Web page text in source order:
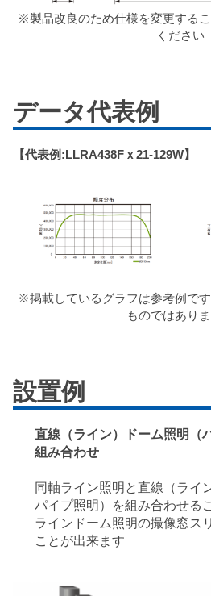
※製品改良のため仕様を変更する
ください
データ代表例
【代表例:LLRA438Fｘ21-129W】
※掲載しているグラフは参考例で
ものではあり
設置例
直線（ライン）ドーム照明（
組み合わせ
同軸ライン照明と直線（ライ
パイプ照明）を組み合わせる
ラインドーム照明の撮像窓ス
ことが出来ます